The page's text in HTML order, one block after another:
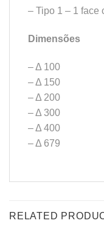
– Tipo 1 – 1 face
Dimensões
– Δ 100
– Δ 150
– Δ 200
– Δ 300
– Δ 400
– Δ 679
RELATED